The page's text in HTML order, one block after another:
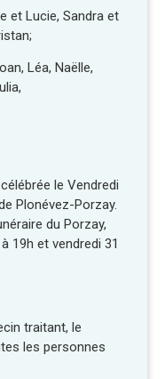
et Lucie, Sandra et
Léa, Naëlle,
le Vendredi
Plonévez-Porzay.
du Porzay,
19h et vendredi 31
traitant, le
les personnes